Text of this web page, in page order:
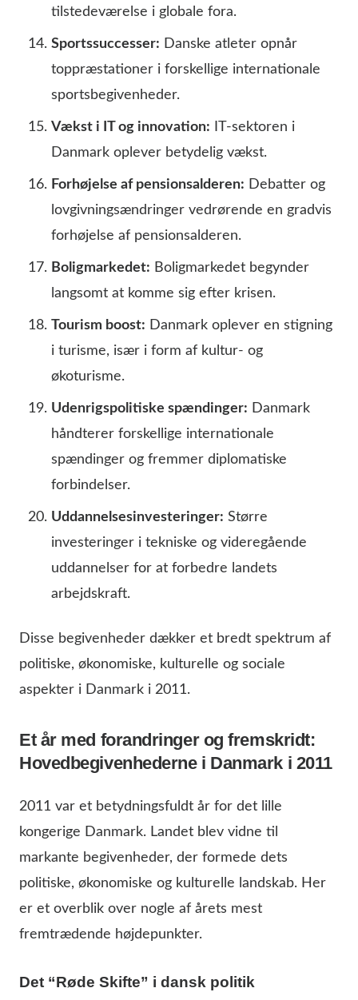
tilstedeværelse i globale fora.
Sportssuccesser: Danske atleter opnår
toppræstationer i forskellige internationale
sportsbegivenheder.
Vækst i IT og innovation: IT-sektoren i
Danmark oplever betydelig vækst.
Forhøjelse af pensionsalderen: Debatter og
lovgivningsændringer vedrørende en gradvis
forhøjelse af pensionsalderen.
Boligmarkedet: Boligmarkedet begynder
langsomt at komme sig efter krisen.
Tourism boost: Danmark oplever en stigning
i turisme, især i form af kultur- og
økoturisme.
Udenrigspolitiske spændinger: Danmark
håndterer forskellige internationale
spændinger og fremmer diplomatiske
forbindelser.
Uddannelsesinvesteringer: Større
investeringer i tekniske og videregående
uddannelser for at forbedre landets
arbejdskraft.
Disse begivenheder dækker et bredt spektrum af
politiske, økonomiske, kulturelle og sociale
aspekter i Danmark i 2011.
Et år med forandringer og fremskridt:
Hovedbegivenhederne i Danmark i 2011
2011 var et betydningsfuldt år for det lille
kongerige Danmark. Landet blev vidne til
markante begivenheder, der formede dets
politiske, økonomiske og kulturelle landskab. Her
er et overblik over nogle af årets mest
fremtrædende højdepunkter.
Det “Røde Skifte” i dansk politik